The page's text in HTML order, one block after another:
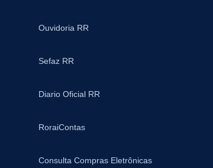
Ouvidoria RR
Sefaz RR
Diario Oficial RR
RoraiContas
Consulta Compras Eletrônicas